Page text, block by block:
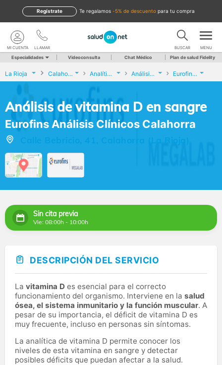
te regalamos -5% de descuento para tu compra
Regístrate
LLAMAR
MI CUENTA BUSCAR MENU
Especialidades Videoconsulta Chat Médico Plan de salud Fidelity
La Rioja Calahorra Analíticas y Genética Análisis de vitamina D en sangre Eurofins Análisis Clínicos Calahorra
Análisis de vitamina D en sangre
Eurofins Análisis Clínicos Calahorra
Calle Bebricio, 41, Calahorra (La Rioja)
Sin cita previa
Vie: 08:00h - 10:00h
DESCRIPCIÓN DEL SERVICIO
La vitamina D es esencial para el correcto
funcionamiento del organismo. Interviene en la salud
ósea, el sistema inmunitario y la función muscular. A
pesar de su importancia, el déficit de vitamina D es
muy frecuente, incluso en personas sin síntomas.
La analítica de vitamina D permite conocer los
niveles de esta vitamina en sangre y detectar
posibles déficits que puedan afectar a la salud.